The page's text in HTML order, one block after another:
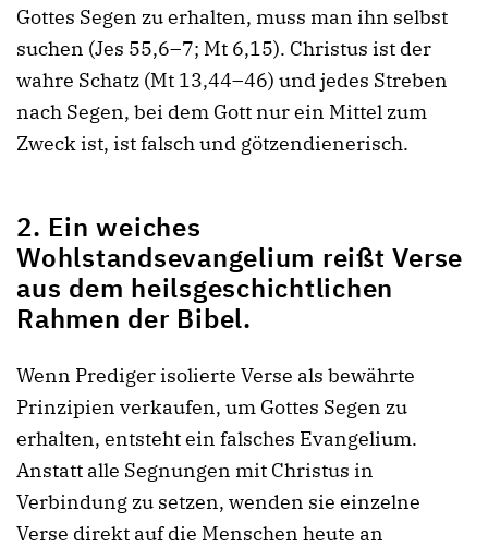
Gottes Segen zu erhalten, muss man ihn selbst
suchen (Jes 55,6–7; Mt 6,15). Christus ist der
wahre Schatz (Mt 13,44–46) und jedes Streben
nach Segen, bei dem Gott nur ein Mittel zum
Zweck ist, ist falsch und götzendienerisch.
2. Ein weiches
Wohlstandsevangelium reißt Verse
aus dem heilsgeschichtlichen
Rahmen der Bibel.
Wenn Prediger isolierte Verse als bewährte
Prinzipien verkaufen, um Gottes Segen zu
erhalten, entsteht ein falsches Evangelium.
Anstatt alle Segnungen mit Christus in
Verbindung zu setzen, wenden sie einzelne
Verse direkt auf die Menschen heute an